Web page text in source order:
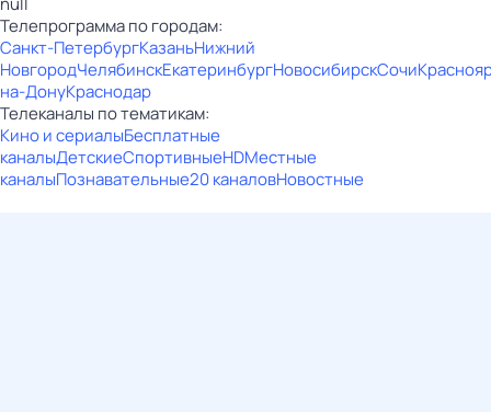
Телепрограмма по городам:
Санкт-ПетербургКазаньНижний
НовгородЧелябинскЕкатеринбургНовосибирскСочи
на-ДонуКраснодар
Телеканалы по тематикам:
Кино и сериалыБесплатные
каналыДетскиеСпортивныеHDМестные
каналыПознавательные20 каналовНовостные